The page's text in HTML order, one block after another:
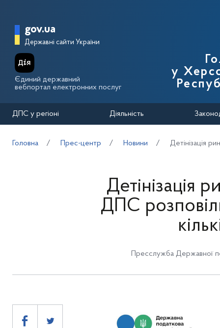
Головна сторінка Державної
gov.ua
Державні сайти України
Єдиний державний
вебпортал електронних послуг
у
ДПС у регіоні Діяльність
Головна Прес-центр Новини Детінізація
Детінізація
ДПС
Пресслужба Державної